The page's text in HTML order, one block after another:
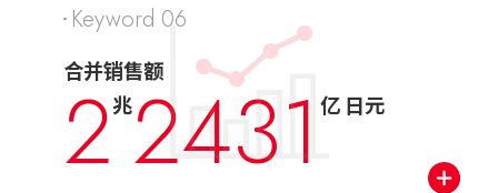
Keyword 06
合并销售额
2兆2431亿 日元